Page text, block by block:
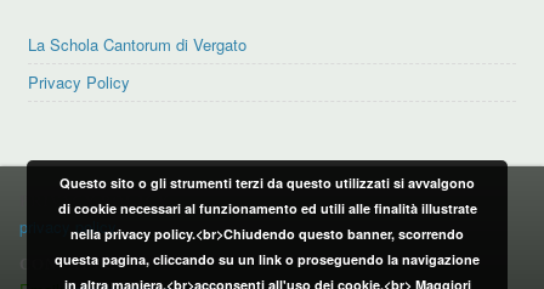
La Schola Cantorum di Vergato
Privacy Policy
PRIVACY POLICY
privacy policy
CONTATTI:
Questo sito o gli strumenti terzi da questo utilizzati si avvalgono
di cookie necessari al funzionamento ed utili alle finalità illustrate
nella privacy policy.<br>Chiudendo questo banner, scorrendo
questa pagina, cliccando su un link o proseguendo la navigazione
in altra maniera,<br>acconsenti all'uso dei cookie.<br> Maggiori